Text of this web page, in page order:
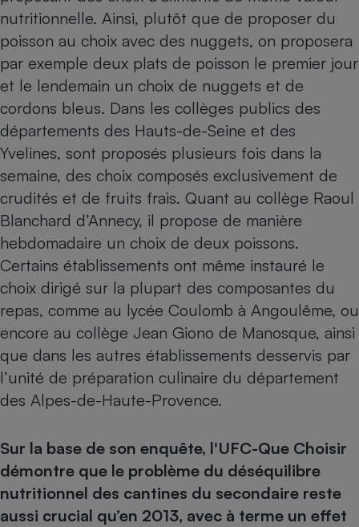
nutritionnelle. Ainsi, plutôt que de proposer du
poisson au choix avec des nuggets, on proposera
par exemple deux plats de poisson le premier jour
et le lendemain un choix de nuggets et de
cordons bleus. Dans les collèges publics des
départements des Hauts-de-Seine et des
Yvelines, sont proposés plusieurs fois dans la
semaine, des choix composés exclusivement de
crudités et de fruits frais. Quant au collège Raoul
Blanchard d’Annecy, il propose de manière
hebdomadaire un choix de deux poissons.
Certains établissements ont même instauré le
choix dirigé sur la plupart des composantes du
repas, comme au lycée Coulomb à Angoulême, ou
encore au collège Jean Giono de Manosque, ainsi
que dans les autres établissements desservis par
l’unité de préparation culinaire du département
des Alpes-de-Haute-Provence.
Sur la base de son enquête, l'UFC-Que Choisir
démontre que le problème du déséquilibre
nutritionnel des cantines du secondaire reste
aussi crucial qu’en 2013, avec à terme un effet